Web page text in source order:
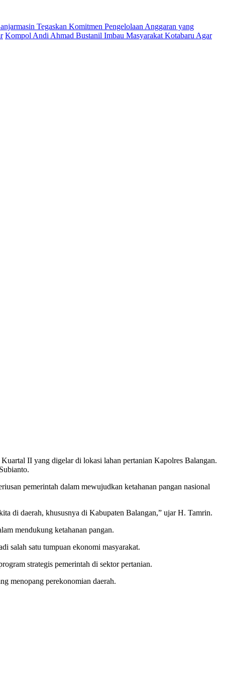
Tegaskan Komitmen Pengelolaan Anggaran yang
Kompol Andi Ahmad Bustanil Imbau Masyarakat Kotabaru Agar
II yang digelar di lokasi lahan pertanian Kapolres Balangan.
pemerintah dalam mewujudkan ketahanan pangan nasional
di daerah, khususnya di Kabupaten Balangan,” ujar H. Tamrin.
mendukung ketahanan pangan.
salah satu tumpuan ekonomi masyarakat.
strategis pemerintah di sektor pertanian.
menopang perekonomian daerah.